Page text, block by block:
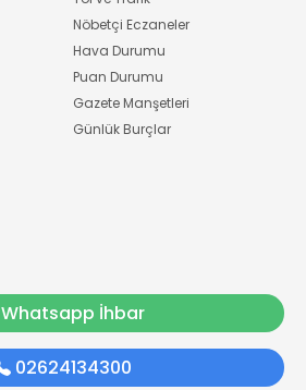
Nöbetçi Eczaneler
Hava Durumu
Puan Durumu
Gazete Manşetleri
Günlük Burçlar
Whatsapp İhbar
02624134300